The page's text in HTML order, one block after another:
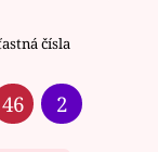
čísla
46 2